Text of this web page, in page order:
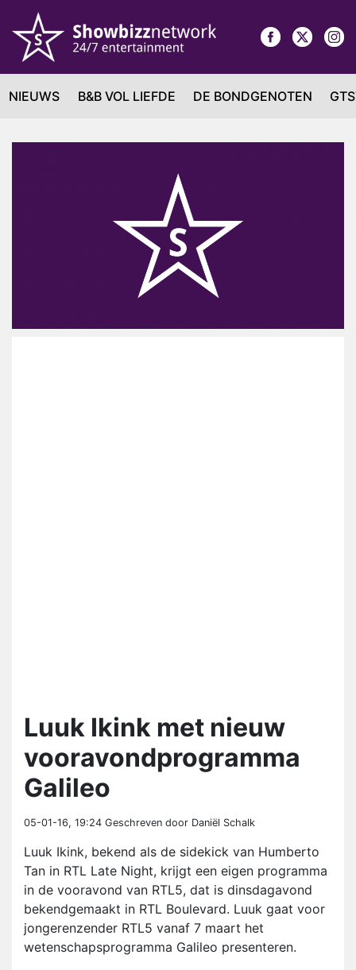
NIEUWS B&B VOL LIEFDE DE BONDGENOTEN
Luuk Ikink met nieuw
vooravondprogramma
Galileo
05-01-16, 19:24 Geschreven door Daniël Schalk
Luuk Ikink, bekend als de sidekick van Humberto
Tan in RTL Late Night, krijgt een eigen programma
in de vooravond van RTL5, dat is dinsdagavond
bekendgemaakt in RTL Boulevard. Luuk gaat voor
jongerenzender RTL5 vanaf 7 maart het
wetenschapsprogramma Galileo presenteren.